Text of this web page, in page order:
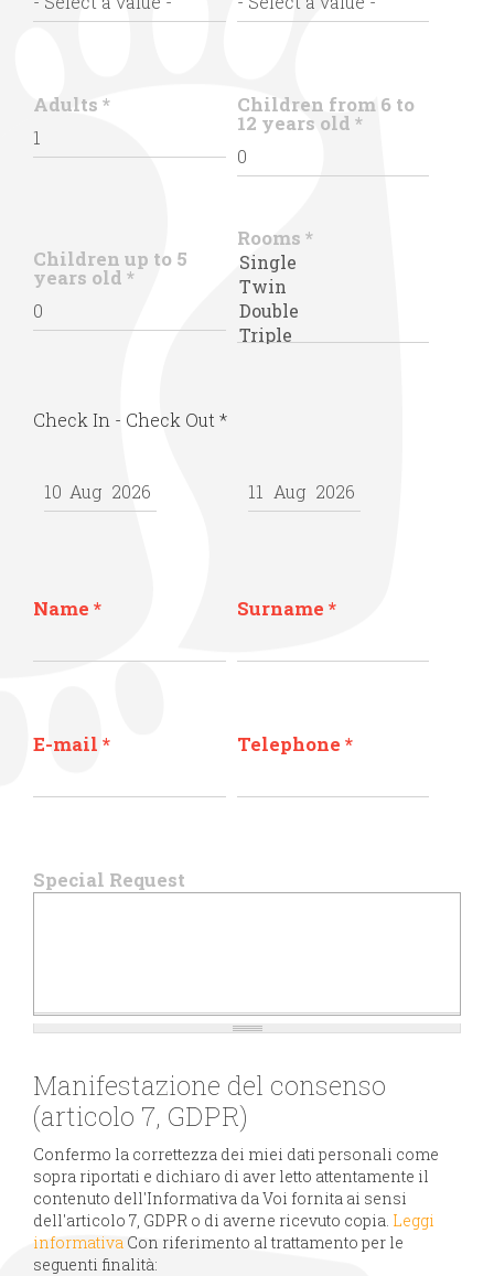
Adults * Children from 6 to
12 years old *
Children up to 5
years old *
Rooms *
Check In - Check Out *
Name * Surname *
E-mail * Telephone *
Special Request
Manifestazione del consenso
(articolo 7, GDPR)
Confermo la correttezza dei miei dati personali come
sopra riportati e dichiaro di aver letto attentamente il
contenuto dell'Informativa da Voi fornita ai sensi
dell'articolo 7, GDPR o di averne ricevuto copia. Leggi
informativa Con riferimento al trattamento per le
seguenti finalità: